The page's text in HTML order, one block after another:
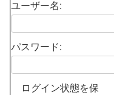
ユーザー名:
パスワード:
ログイン状態を保